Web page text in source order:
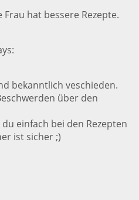
Frau hat bessere Rezepte.
bekanntlich veschieden.
über den
einfach bei den Rezepten
ist sicher ;)